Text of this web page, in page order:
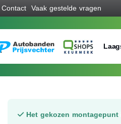
Contact Vaak gestelde vragen
Het gekozen